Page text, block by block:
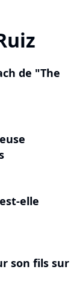
de "The
elle
son fils sur